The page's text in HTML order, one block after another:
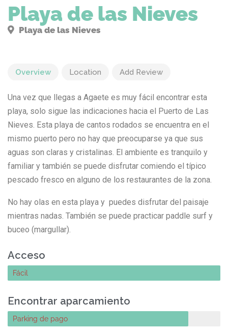
Playa de las Nieves
Playa de las Nieves
Overview Location Add Review
Una vez que llegas a Agaete es muy fácil encontrar esta
playa, solo sigue las indicaciones hacia el Puerto de Las
Nieves. Esta playa de cantos rodados se encuentra en el
mismo puerto pero no hay que preocuparse ya que sus
aguas son claras y cristalinas. El ambiente es tranquilo y
familiar y también se puede disfrutar comiendo el típico
pescado fresco en alguno de los restaurantes de la zona.
No hay olas en esta playa y puedes disfrutar del paisaje
mientras nadas. También se puede practicar paddle surf y
buceo (margullar).
Acceso
Fácil
Encontrar aparcamiento
Parking de pago